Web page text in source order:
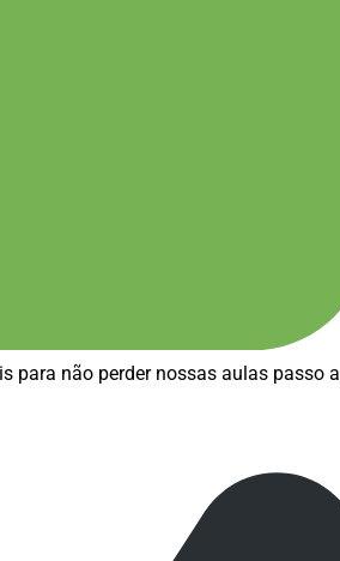
para não perder nossas aulas passo a